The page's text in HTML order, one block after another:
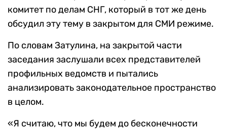
комитет по делам СНГ, который в тот же день
обсудил эту тему в закрытом для СМИ режиме.
По словам Затулина, на закрытой части
заседания заслушали всех представителей
профильных ведомств и пытались
анализировать законодательное пространство
в целом.
«Я считаю, что мы будем до бесконечности